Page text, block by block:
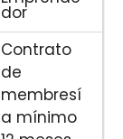
dor
Contrato
de
membresí
a mínimo